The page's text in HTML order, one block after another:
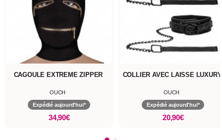
CAGOULE EXTREME ZIPPER
OUCH
Expédié aujourd'hui*
34,90€
COLLIER AVEC LAISSE LUXURY
OUCH
Expédié aujourd'hui*
20,90€